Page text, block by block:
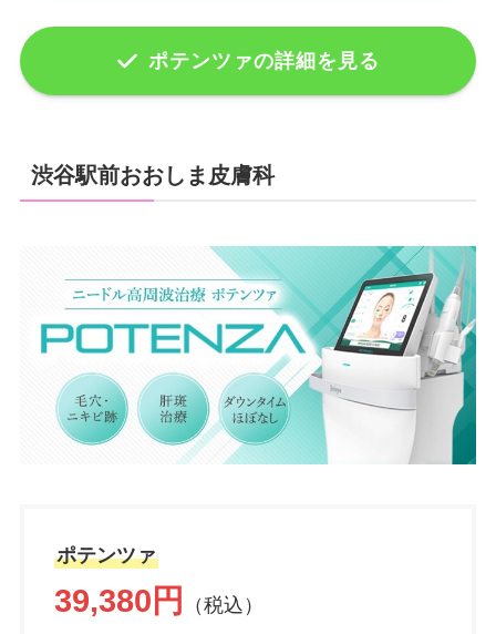
ポテンツァの詳細を見る
渋谷駅前おおしま皮膚科
ポテンツァ
39,380円 （税込）